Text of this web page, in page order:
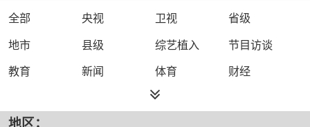
全部 央视 卫视
省级
地市
县级 综艺植入
节目访谈
教育
新闻 体育
财经
科技
都市
地区：